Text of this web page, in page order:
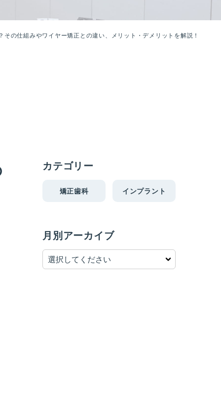
その仕組みやワイヤー矯正との違い、メリット・デメリットを解説！
カテゴリー
矯正歯科 インプラント
月別アーカイブ